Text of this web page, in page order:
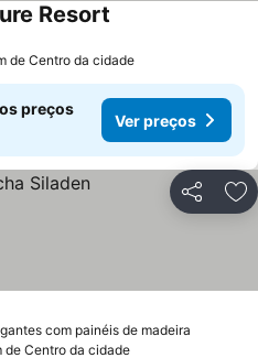
Resort
de Centro da cidade
preços
Ver preços
Partilhar
com painéis de madeira
de Centro da cidade